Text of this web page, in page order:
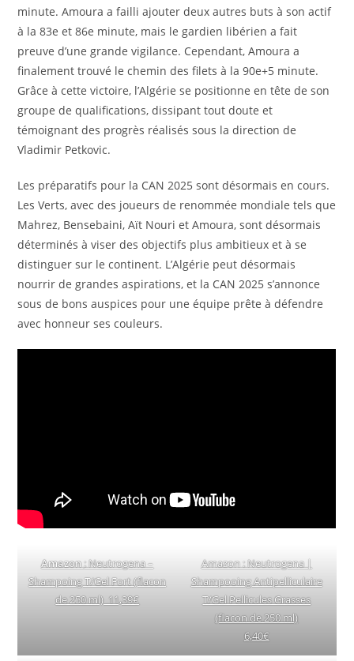
minute. Amoura a failli ajouter deux autres buts à son actif
à la 83e et 86e minute, mais le gardien libérien a fait
preuve d’une grande vigilance. Cependant, Amoura a
finalement trouvé le chemin des filets à la 90e+5 minute.
Grâce à cette victoire, l’Algérie se positionne en tête de son
groupe de qualifications, dissipant tout doute et
témoignant des progrès réalisés sous la direction de
Vladimir Petkovic.
Les préparatifs pour la CAN 2025 sont désormais en cours.
Les Verts, avec des joueurs de renommée mondiale tels que
Mahrez, Bensebaini, Aït Nouri et Amoura, sont désormais
déterminés à viser des objectifs plus ambitieux et à se
distinguer sur le continent. L’Algérie peut désormais
nourrir de grandes aspirations, et la CAN 2025 s’annonce
sous de bons auspices pour une équipe prête à défendre
avec honneur ses couleurs.
Amazon: Neutrogena –
Shampoing T/Gel Fort (flacon
de 250 ml) 11,39€
Amazon : Neutrogena |
Shampooing Antipelliculaire
T/Gel Pellicules Grasses
(flacon de 250 ml)
6,40€